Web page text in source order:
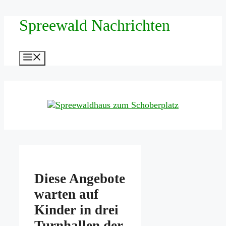
Zum
InhaltSpreewald Nachrichten
Diese Angebote
warten auf
Kinder in drei